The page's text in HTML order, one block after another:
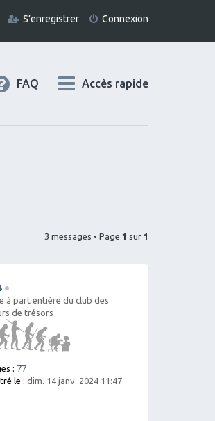
Connexion
S’enregistrer
Accès rapide
FAQ
3 messages • Page 1 sur 1
à part entière du club des
de trésors
: 77
le : dim. 14 janv. 2024 11:47